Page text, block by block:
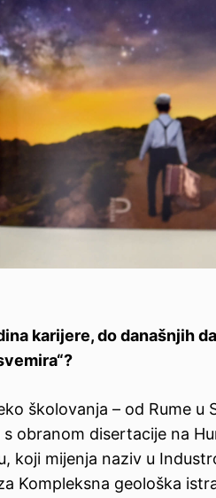
karijere, do današnjih
školovanja – od Rume u
obranom disertacije na
koji mijenja naziv u
Kompleksna geološka